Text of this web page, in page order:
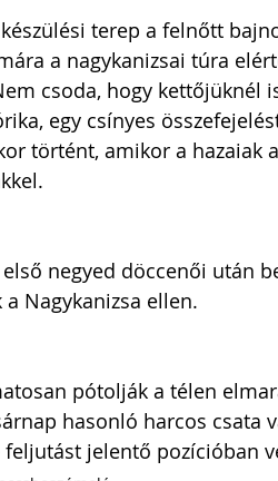
terep a felnőtt
a nagykanizsai túra
csoda, hogy kettőjüknél
egy csínyes
történt, amikor a hazaiak
negyed döccenői után
Nagykanizsa ellen.
pótolják a télen
hasonló harcos csata
feljutást jelentő pozícióban